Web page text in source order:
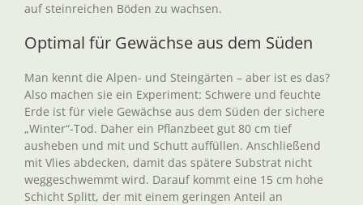
auf steinreichen Böden zu wachsen.
Optimal für Gewächse aus dem Süden
Man kennt die Alpen- und Steingärten – aber ist es das?
Also machen sie ein Experiment: Schwere und feuchte
Erde ist für viele Gewächse aus dem Süden der sichere
„Winter“-Tod. Daher ein Pflanzbeet gut 80 cm tief
ausheben und mit und Schutt auffüllen. Anschließend
mit Vlies abdecken, damit das spätere Substrat nicht
weggeschwemmt wird. Darauf kommt eine 15 cm hohe
Schicht Splitt, der mit einem geringen Anteil an